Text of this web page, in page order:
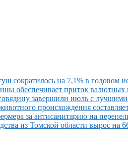
сократилось на 7,1% в годовом
обеспечивает приток валютных
завершили июль с
происхождения
за антисанитарию на
из Томской области вырос на